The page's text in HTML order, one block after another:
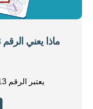
ماذا يعني الرقم 13 في رفض فيزا شنغن ؟
يعتبر الرقم 13 في خطاب رفض فيزا ...